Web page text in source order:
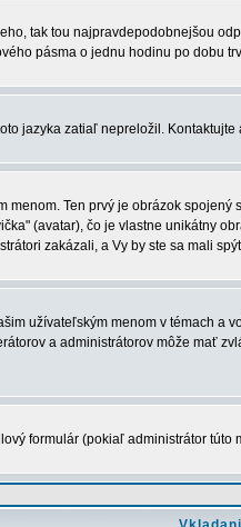
tak tou najpravdepodobnejšou
pásma o jednu hodinu po dobu
jazyka zatiaľ nepreložil.
Ten prvý je obrázok
(avatar), čo je vlastne unikátny
zakázali, a Vy by ste sa mali
užívateľským menom v témach
a administrátorov môže mať
formulár (pokiaľ administrátor